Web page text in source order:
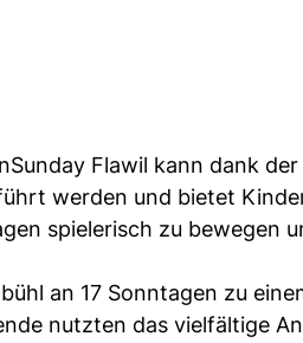
Flawil kann dank
werden und bietet
spielerisch zu bewegen
an 17 Sonntagen zu
nutzten das vielfältige